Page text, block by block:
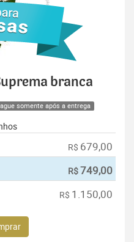
branca
somente após a entrega
R$ 679,00
R$749,00
R$ 1.150,00